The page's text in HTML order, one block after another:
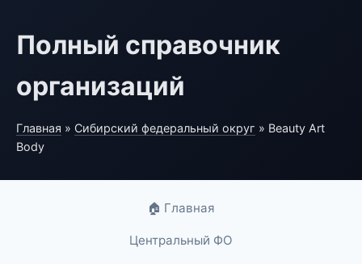
Полный справочник
организаций
Главная » Сибирский федеральный округ » Beauty Art
Body
🏠 Главная
Центральный ФО